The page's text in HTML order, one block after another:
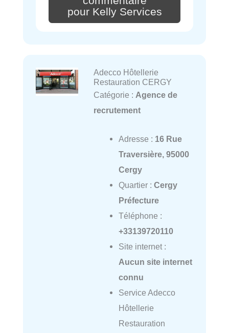
pour Kelly Services
Adecco Hôtellerie
Restauration CERGY
Catégorie : Agence de
recrutement
Adresse : 16 Rue
Traversière, 95000
Cergy
Quartier : Cergy
Préfecture
Téléphone :
+33139720110
Site internet :
Aucun site internet
connu
Service Adecco
Hôtellerie
Restauration